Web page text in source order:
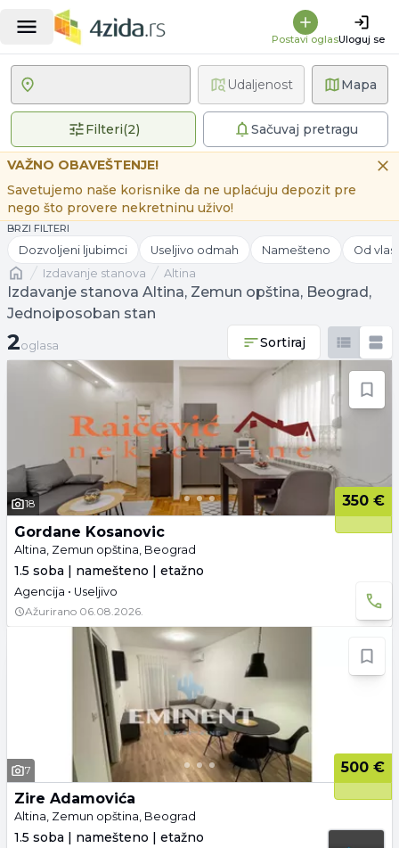
Postavi oglasUloguj se
Mapa
Filteri(2)2 primenjena filteraSačuvaj pretragu
Udaljenost
VAŽNO OBAVEŠTENJE!
Savetujemo naše korisnike da ne uplaćuju depozit pre
nego što provere nekretninu uživo!
BRZI FILTERI
Dozvoljeni ljubimci Useljivo odmah Namešteno Od
Naslovnaizdavanje stanova Altina
Izdavanje stanova Altina, Zemun opština, Beograd,
Jednoiposoban stan
2 oglasa
2oglasa Sortiraj
18
350 €
Gordane Kosanovic
Altina, Zemun opština, Beograd
1.5 soba | namešteno | etažno
Agencija • Useljivo
Ažurirano 06.08.2026.
7
500 €
Zire Adamovića
Altina, Zemun opština, Beograd
1.5 soba | namešteno | etažno